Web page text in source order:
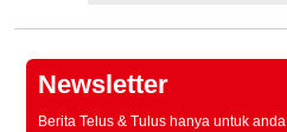
Newsletter
Berita Telus & Tulus hanya untuk